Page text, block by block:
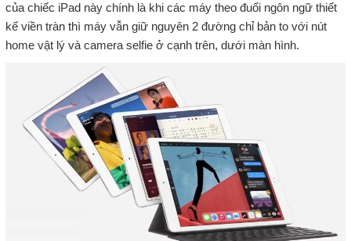
của chiếc iPad này chính là khi các máy theo đuổi ngôn ngữ thiết
kế viền tràn thì máy vẫn giữ nguyên 2 đường chỉ bản to với nút
home vật lý và camera selfie ở cạnh trên, dưới màn hình.